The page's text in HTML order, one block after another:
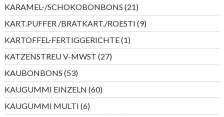
KARAMEL-/SCHOKOBONBONS 2121
Produkte
KART.PUFFER /BRATKART./ROESTI 99
Produkte
KARTOFFEL-FERTIGGERICHTE 11
Produkt
KATZENSTREU V-MWST 2727
Produkte
KAUBONBONS 5353
Produkte
KAUGUMMI EINZELN 6060
Produkte
KAUGUMMI MULTI 66